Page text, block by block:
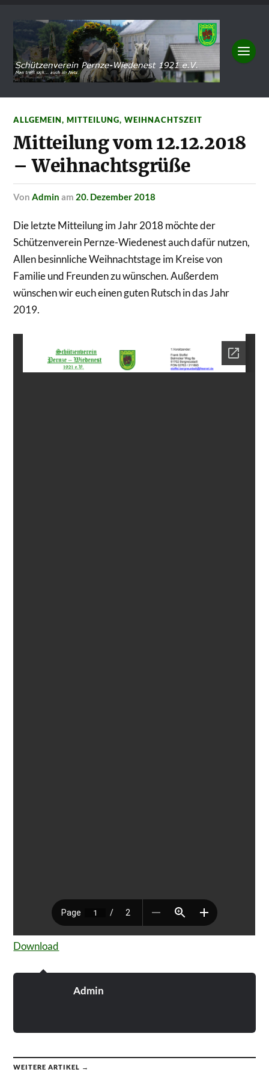
ALLGEMEIN,MITTEILUNG,WEIHNACHTSZEIT
Mitteilung vom 12.12.2018
– Weihnachtsgrüße
vonAdmin am 20. Dezember 2018
Die letzte Mitteilung im Jahr 2018 möchte der
Schützenverein Pernze-Wiedenest auch dafür nutzen,
Allen besinnliche Weihnachtstage im Kreise von
Familie und Freunden zu wünschen. Außerdem
wünschen wir euch einen guten Rutsch in das Jahr
2019.
Download
Admin
WEITERE ARTIKEL →